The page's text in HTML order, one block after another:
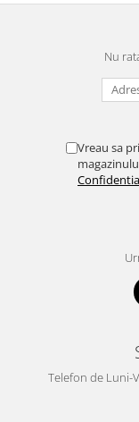
Nu
Vreau sa
Telefon de Luni-